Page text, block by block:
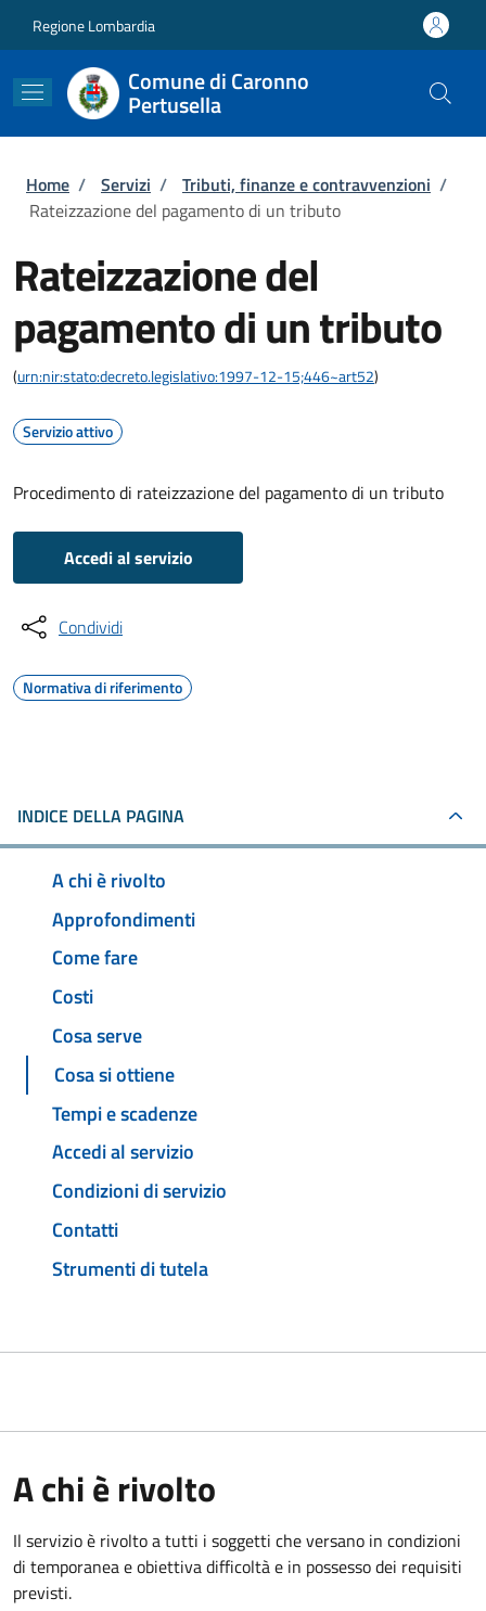
Regione Lombardia
Comune di Caronno
Pertusella
Briciole di pane
Home / Servizi / Tributi, finanze e contravvenzioni /
Rateizzazione del pagamento di un tributo
Rateizzazione del
pagamento di un tributo
(urn:nir:stato:decreto.legislativo:1997-12-15;446~art52)
Servizio attivo
Procedimento di rateizzazione del pagamento di un tributo
Accedi al servizio
Condividi
Normativa di riferimento
INDICE DELLA PAGINA
A chi è rivolto
Approfondimenti
Come fare
Costi
Cosa serve
Cosa si ottiene
Tempi e scadenze
Accedi al servizio
Condizioni di servizio
Contatti
Strumenti di tutela
A chi è rivolto
Il servizio è rivolto a tutti i soggetti che versano in condizioni
di temporanea e obiettiva difficoltà e in possesso dei requisiti
previsti.